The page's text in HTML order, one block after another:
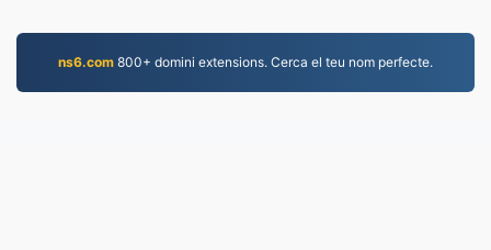
ns6.com 800+ domini extensions. Cerca el teu nom perfecte.